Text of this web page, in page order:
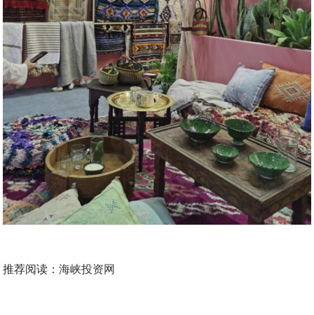
推荐阅读：海峡投资网